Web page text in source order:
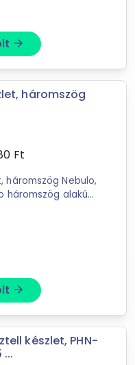
arrow_forward
háromszög
Ft
háromszög Nebulo,
arrow_forward
készlet, PHN-
...